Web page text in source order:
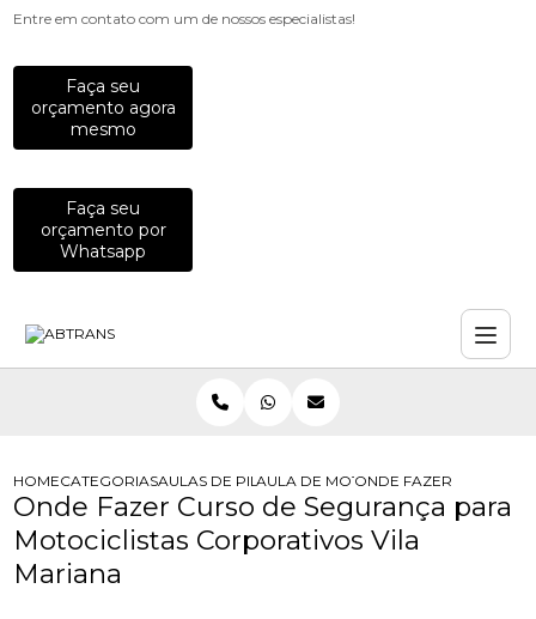
Entre em contato com um de nossos especialistas!
Faça seu
orçamento agora
mesmo
Faça seu
orçamento por
Whatsapp
HOMECATEGORIASAULAS DE PILOTAGEM PARA EMPRESAS
AULA DE MOTO PARAONDE FAZER CURSO
Onde Fazer Curso de Segurança para
Motociclistas Corporativos Vila
Mariana